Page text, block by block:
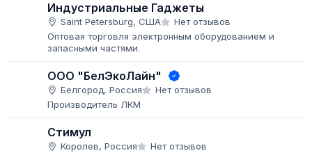
Индустриальные Гаджеты
Saint Petersburg, США
Нет отзывов
Оптовая торговля электронным оборудованием и
запасными частями.
ООО "БелЭкоЛайн"
Белгород, Россия
Нет отзывов
Производитель ЛКМ
Стимул
Королев, Россия
Нет отзывов